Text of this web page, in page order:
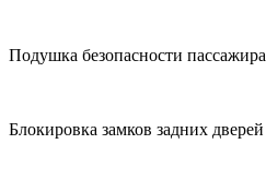
Подушка безопасности пассажира
Блокировка замков задних дверей